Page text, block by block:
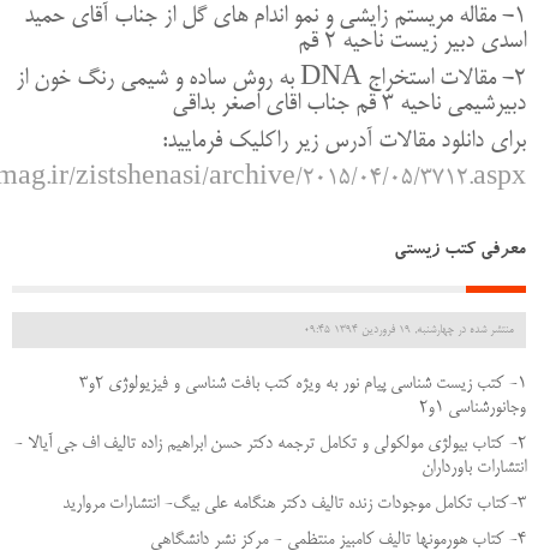
1- مقاله مريستم زايشي و نمو اندام هاي گل از جناب آقاي حميد
اسدي دبير زيست ناحيه 2 قم
2- مقالات استخراج DNA به روش ساده و شيمي رنگ خون از
دبيرشيمي ناحيه 3 قم جناب اقاي اصغر بداقي
براي دانلود مقالات آدرس زير راكليك فرماييد:
zistshenasi/archive/2015/04/05/3712.aspx
معرفي كتب زيستي
منتشر شده در چهارشنبه, 19 فروردين 1394 09:45
۱- کتب زیست شناسی پیام نور به ویژه کتب بافت شناسی و فیزیولوژی ۲و۳
وجانورشناسی ۱و۲
۲- کتاب بیولژی مولکولی و تکامل ترجمه دکتر حسن ابراهیم زاده تالیف اف جی آیالا -
انتشارات باورداران
۳-کتاب تکامل موجودات زنده تالیف دکتر هنگامه علی بیگ- انتشارات مروارید
۴- کتاب هورمونها تالیف کامبیز منتظمی - مرکز نشر دانشگاهی